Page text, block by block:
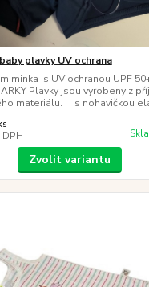
plavky UV ochrana
s UV ochranou UPF
Plavky jsou vyrobeny z
materiálu. s nohavičkou
Zvolit variantu